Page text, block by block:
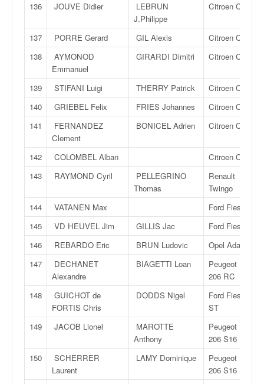
136 JOUVE Didier
LEBRUN
J.Philippe
Citroen C2
137 PORRE Gerard GIL Alexis Citroen C2
138
AYMONOD
Emmanuel
GIRARDI Dimitri Citroen C2
139 STIFANI Luigi THERRY Patrick Citroen C2
140
GRIEBEL Felix FRIES Johannes Citroen C2
141
FERNANDEZ
Clement
BONICEL Adrien Citroen C2
142 COLOMBEL Alban Citroen C2
143
RAYMOND Cyril
PELLEGRINO
Thomas
Renault
Twingo
144 VATANEN Max Ford Fiesta
145
VD HEUVEL Jim GILLIS Jac Ford Fiesta
146
REBARDO Eric BRUN Ludovic Opel Adam
147
DECHANET
Alexandre
BIAGETTI Loan
Peugeot
206 RC
148
GUICHOT de
FORTIS Chris
DODDS Nigel
Ford Fiesta
ST
149 JACOB Lionel
MAROTTE
Anthony
Peugeot
206 S16
150
SCHERRER
Laurent
LAMY Dominique
Peugeot
206 S16